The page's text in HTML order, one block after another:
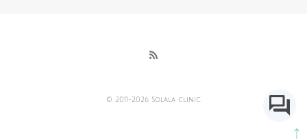
© 2011-2026 Solala clinic.
↑